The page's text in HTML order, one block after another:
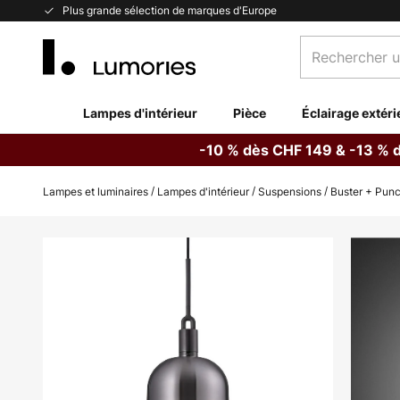
Plus grande sélection de marques d'Europe
Allez
un
catégorie...
Lampes d'intérieur Pièce Éclairage
-10 % dès CHF 149 & -13 %
Lampes et luminaires Lampes d'intérieur Suspensions Buster +